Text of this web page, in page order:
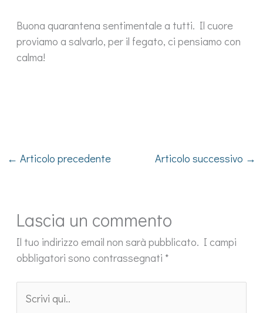
Buona quarantena sentimentale a tutti. Il cuore
proviamo a salvarlo, per il fegato, ci pensiamo con
calma!
← Articolo precedente Articolo successivo →
Lascia un commento
Il tuo indirizzo email non sarà pubblicato. I campi
obbligatori sono contrassegnati *
qui..